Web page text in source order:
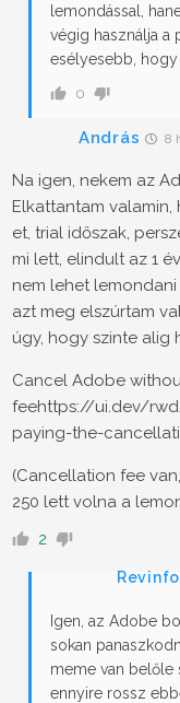
lemondással,
végig használja a
esélyesebb, hogy
0
András 8
Na igen, nekem az
Elkattantam
et, trial időszak,
mi lett, elindult az 1
nem lehet
azt meg elszúrtam
úgy, hogy szinte alig
Cancel Adobe
feehttps://ui.dev/
paying-the-
(Cancellation fee
250 lett volna a
2
Igen, az Adobe
sokan
meme van belőle
ennyire rossz